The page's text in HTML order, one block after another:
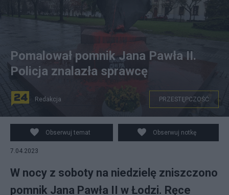
(Zniszczony pomnik Jana Pawła II w Łodzi. Fot.
Twitter/@ArchLodz)
Pomalował pomnik Jana Pawła II.
Policja znalazła sprawcę
Redakcja PRZESTĘPCZOŚĆ
Obserwuj temat Obserwuj notkę
7.04.2023
W nocy z soboty na niedzielę zniszczono
pomnik Jana Pawła II w Łodzi. Ręce